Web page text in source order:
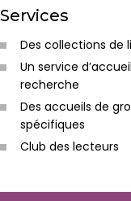
Services
Des collections de
Un service
recherche
Des accueils de
spécifiques
Club des lecteurs